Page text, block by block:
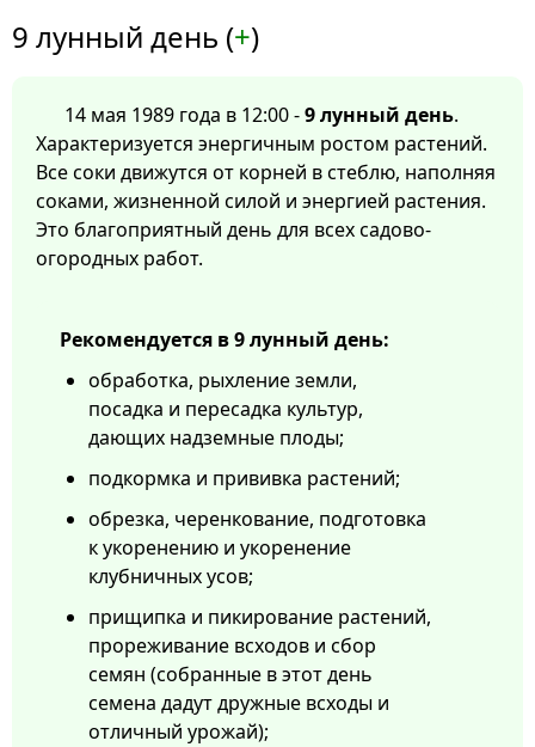
9 лунный день (+)
14 мая 1989 года в 12:00 -9 лунный день.
Характеризуется энергичным ростом растений.
Все соки движутся от корней в стеблю, наполняя
соками, жизненной силой и энергией растения.
Это благоприятный день для всех садово-
огородных работ.
Рекомендуется в 9 лунный день:
обработка, рыхление земли,
посадка и пересадка культур,
дающих надземные плоды;
подкормка и прививка растений;
обрезка, черенкование, подготовка
к укоренению и укоренение
клубничных усов;
прищипка и пикирование растений,
прореживание всходов и сбор
семян (собранные в этот день
семена дадут дружные всходы и
отличный урожай);